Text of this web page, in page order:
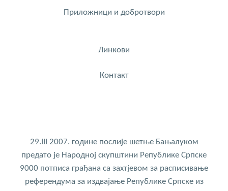
Приложници и добротвори
Линкови
Контакт
29.III 2007. године послије шетње Бањалуком
предато је Народној скупштини Републике Српске
9000 потписа грађана са захтјевом за расписивање
референдума за издвајање Републике Српске из